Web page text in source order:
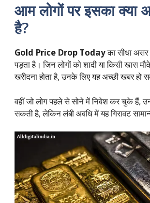
आम लोगों पर इसका क्या
है?
Gold Price Drop Todayका सीधा असर
पड़ता है। जिन लोगों को शादी या किसी खास
खरीदना होता है, उनके लिए यह अच्छी खबर हो
वहीं जो लोग पहले से सोने में निवेश कर चुके हैं,
सकती है, लेकिन लंबी अवधि में यह गिरावट